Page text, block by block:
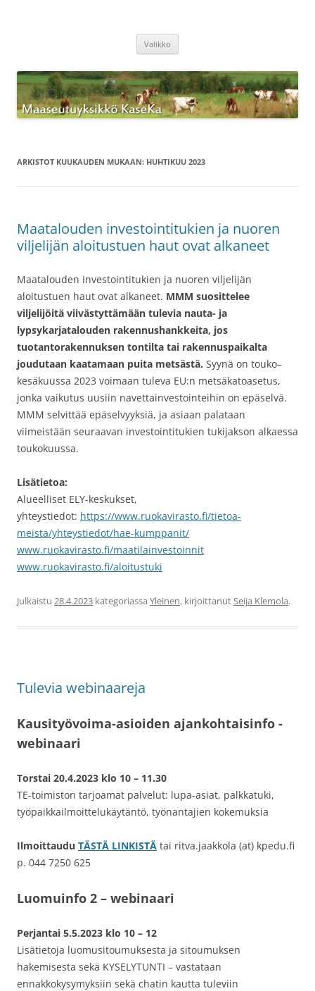
Valikko
ARKISTOT KUUKAUDEN MUKAAN: HUHTIKUU 2023
Maatalouden investointitukien ja nuoren
viljelijän aloitustuen haut ovat alkaneet
Maatalouden investointitukien ja nuoren viljelijän
aloitustuen haut ovat alkaneet. MMM suosittelee
viljelijöitä viivästyttämään tulevia nauta- ja
lypsykarjatalouden rakennushankkeita, jos
tuotantorakennuksen tontilta tai rakennuspaikalta
joudutaan kaatamaan puita metsästä. Syynä on touko–
kesäkuussa 2023 voimaan tuleva EU:n metsäkatoasetus,
jonka vaikutus uusiin navettainvestointeihin on epäselvä.
MMM selvittää epäselvyyksiä, ja asiaan palataan
viimeistään seuraavan investointitukien tukijakson alkaessa
toukokuussa.
Lisätietoa:
Alueelliset ELY-keskukset,
yhteystiedot: https://www.ruokavirasto.fi/tietoa-
meista/yhteystiedot/hae-kumppanit/
www.ruokavirasto.fi/maatilainvestoinnit
www.ruokavirasto.fi/aloitustuki
Julkaistu 28.4.2023 kategoriassa Yleinen, kirjoittanutSeija Klemola.
Tulevia webinaareja
Kausityövoima-asioiden ajankohtaisinfo -
webinaari
Torstai 20.4.2023 klo 10 – 11.30
TE-toimiston tarjoamat palvelut: lupa-asiat, palkkatuki,
työpaikkailmoittelukäytäntö, työnantajien kokemuksia
Ilmoittaudu TÄSTÄ LINKISTÄ tai ritva.jaakkola (at) kpedu.fi
p. 044 7250 625
Luomuinfo 2 – webinaari
Perjantai 5.5.2023 klo 10 – 12
Lisätietoja luomusitoumuksesta ja sitoumuksen
hakemisesta sekä KYSELYTUNTI – vastataan
ennakkokysymyksiin sekä chatin kautta tuleviin